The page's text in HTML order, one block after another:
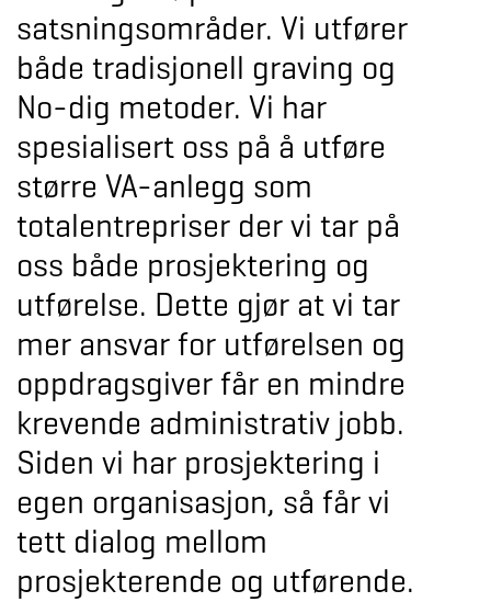
satsningsområder. Vi utfører
både tradisjonell graving og
No-dig metoder. Vi har
spesialisert oss på å utføre
større VA-anlegg som
totalentrepriser der vi tar på
oss både prosjektering og
utførelse. Dette gjør at vi tar
mer ansvar for utførelsen og
oppdragsgiver får en mindre
krevende administrativ jobb.
Siden vi har prosjektering i
egen organisasjon, så får vi
tett dialog mellom
prosjekterende og utførende.